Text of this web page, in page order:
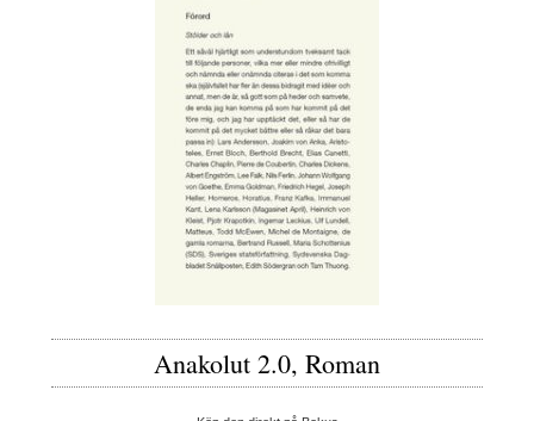
Anakolut 2.0, Roman